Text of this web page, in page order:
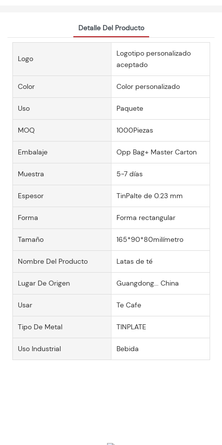
Detalle Del Producto
Logo
Logotipo personalizado
aceptado
Color Color personalizado
Uso Paquete
MOQ 1000Piezas
Embalaje Opp Bag+ Master Carton
Muestra 5-7 días
Espesor TinPalte de 0.23 mm
Forma Forma rectangular
Tamaño 165*90*80milímetro
Nombre Del Producto Latas de té
Lugar De Origen Guangdong... China
Usar Te Cafe
Tipo De Metal TINPLATE
Uso Industrial Bebida